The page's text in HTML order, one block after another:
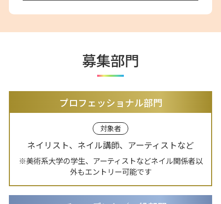
募集部門
プロフェッショナル部門
対象者
ネイリスト、ネイル講師、アーティストなど
※美術系大学の学生、アーティストなどネイル関係者以
外もエントリー可能です